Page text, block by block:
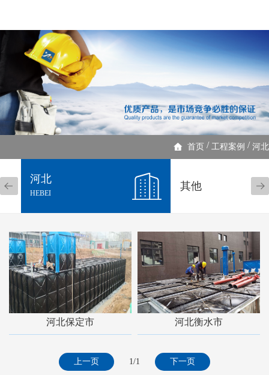
首页 / 工程案例 / 河北
河北
HEBEI
其他
河北保定市 河北衡水市
上一页 1/1 下一页